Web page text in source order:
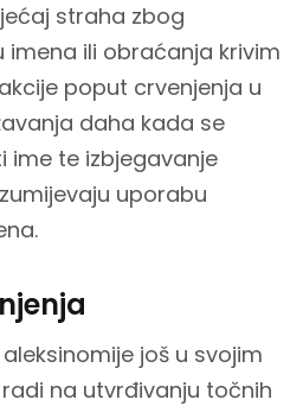
straha zbog
imena ili obraćanja krivim
poput crvenjenja u
daha kada se
ime te izbjegavanje
uporabu
još u svojim
na utvrđivanju točnih